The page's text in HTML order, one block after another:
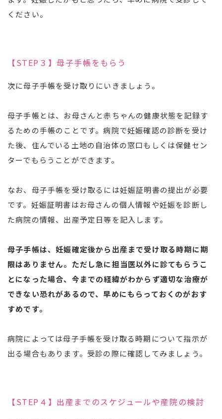
ください。
【STEP３】母子手帳をもらう
次に母子手帳を受け取りにいきましょう。
母子手帳とは、お母さんと赤ちゃんの健康状態を記録す
るための手帳のことです。病院で妊娠確認の診断を受け
た後、住んでいる土地の自治体の窓口もしくは保健セン
ターでもらうことができます。
なお、母子手帳を受け取るには妊娠証明書の提出が必要
です。妊娠証明書はお母さんの個人情報や妊娠を診断し
た病院の情報、出産予定日等を記入します。
母子手帳は、妊娠確定後から出産まで受け取る時期に期
限はありません。ただし急に担当医以外に診てもらうこ
とになった場合、今までの経緯がわからず適切な治療が
できない恐れがあるので、早めにもらっておくのがおす
すめです。
病院によっては母子手帳を受け取る時期について指示が
出る場合もあります。受診の際に確認してみましょう。
【STEP４】出産までのスケジュールや産院の検討